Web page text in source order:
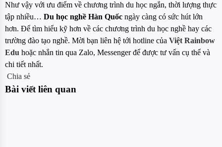
Như vậy với ưu điểm về chương trình du học ngắn, thời lượng thực
tập nhiều… Du học nghề Hàn Quốc ngày càng có sức hút lớn
hơn. Để tìm hiểu kỹ hơn về các chương trình du học nghề hay các
trường đào tạo nghề. Mời bạn liên hệ tới hotline của Việt Rainbow
Edu hoặc nhắn tin qua Zalo, Messenger để được tư vấn cụ thể và
chi tiết nhất.
Chia sẻ
Bài viết liên quan